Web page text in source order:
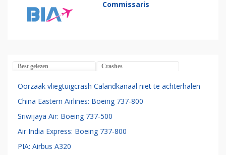
Commissaris
Best gelezen Crashes
Oorzaak vliegtuigcrash Calandkanaal niet te achterhalen
China Eastern Airlines: Boeing 737-800
Sriwijaya Air: Boeing 737-500
Air India Express: Boeing 737-800
PIA: Airbus A320